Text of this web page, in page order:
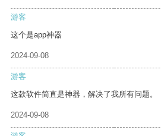
游客
这个是app神器
2024-09-08
游客
这款软件简直是神器，解决了我所有问题。
2024-09-08